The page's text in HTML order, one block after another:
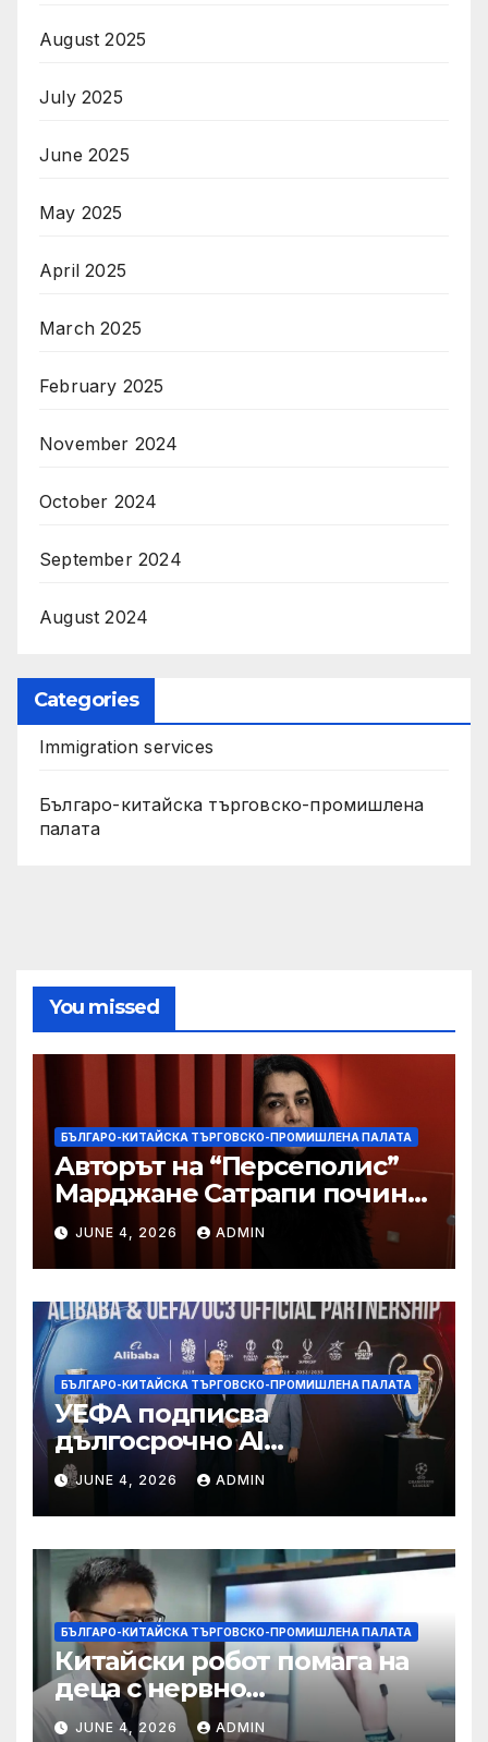
August 2025
July 2025
June 2025
May 2025
April 2025
March 2025
February 2025
November 2024
October 2024
September 2024
August 2024
Categories
Immigration services
Българо-китайска търговско-промишлена
палата
You missed
БЪЛГАРО-КИТАЙСКА ТЪРГОВСКО-ПРОМИШЛЕНА ПАЛАТА
Авторът на “Персеполис”
Марджане Сатрапи почина
“от тъга” на 56 години
JUNE 4, 2026 ADMIN
БЪЛГАРО-КИТАЙСКА ТЪРГОВСКО-ПРОМИШЛЕНА ПАЛАТА
УЕФА подписва
дългосрочно AI
партньорство с Alibaba
JUNE 4, 2026 ADMIN
БЪЛГАРО-КИТАЙСКА ТЪРГОВСКО-ПРОМИШЛЕНА ПАЛАТА
Китайски робот помага на
деца с нервно
разстройство да се
JUNE 4, 2026 ADMIN